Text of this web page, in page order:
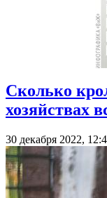
Сколько
хозяйствах
30 декабря 2022,